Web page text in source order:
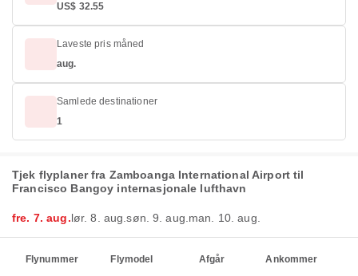
US$ 32.55
Laveste pris måned
aug.
Samlede destinationer
1
Tjek flyplaner fra Zamboanga International Airport til
Francisco Bangoy internasjonale lufthavn
fre. 7. aug.lør. 8. aug.søn. 9. aug. man. 10. aug.
Flynummer Flymodel Afgår Ankommer